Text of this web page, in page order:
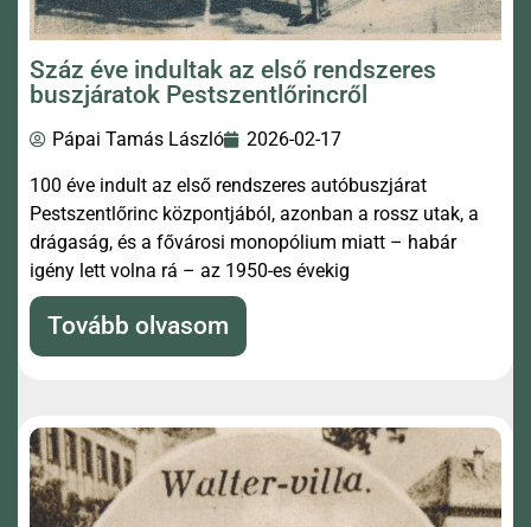
Száz éve indultak az első rendszeres
buszjáratok Pestszentlőrincről
Pápai Tamás László 2026-02-17
100 éve indult az első rendszeres autóbuszjárat
Pestszentlőrinc központjából, azonban a rossz utak, a
drágaság, és a fővárosi monopólium miatt – habár
igény lett volna rá – az 1950-es évekig
Tovább olvasom